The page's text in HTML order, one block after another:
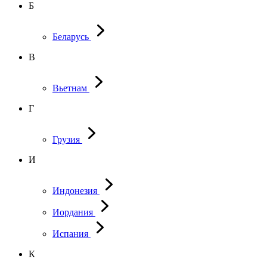
Б
Беларусь
В
Вьетнам
Г
Грузия
И
Индонезия
Иордания
Испания
К